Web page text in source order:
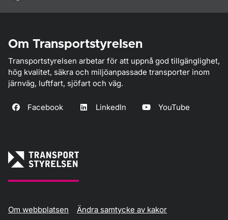
Om Transportstyrelsen
Transportstyrelsen arbetar för att uppnå god tillgänglighet,
hög kvalitet, säkra och miljöanpassade transporter inom
järnväg, luftfart, sjöfart och väg.
Facebook LinkedIn YouTube
Om webbplatsen Ändra samtycke av kakor